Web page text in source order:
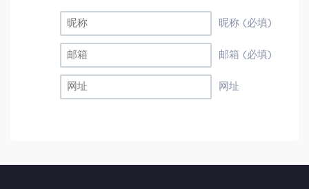
昵称 (必填)
邮箱 (必填)
网址